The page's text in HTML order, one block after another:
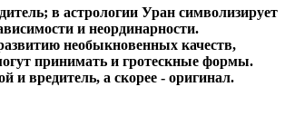
в астрологии Уран символизирует
и неординарности.
необыкновенных качеств,
принимать и гротескные формы.
и вредитель, а скорее - оригинал.